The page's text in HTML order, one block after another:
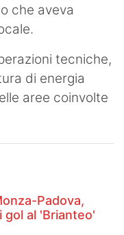
che aveva
tecniche,
di energia
aree coinvolte
Padova,
gol al 'Brianteo'